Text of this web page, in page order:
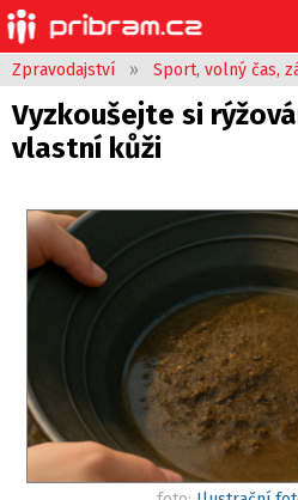
Zpravodajství » Sport, volný čas,
Vyzkoušejte si
vlastní kůži